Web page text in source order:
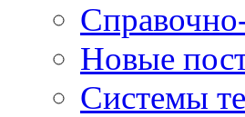
Новые
Cистемы